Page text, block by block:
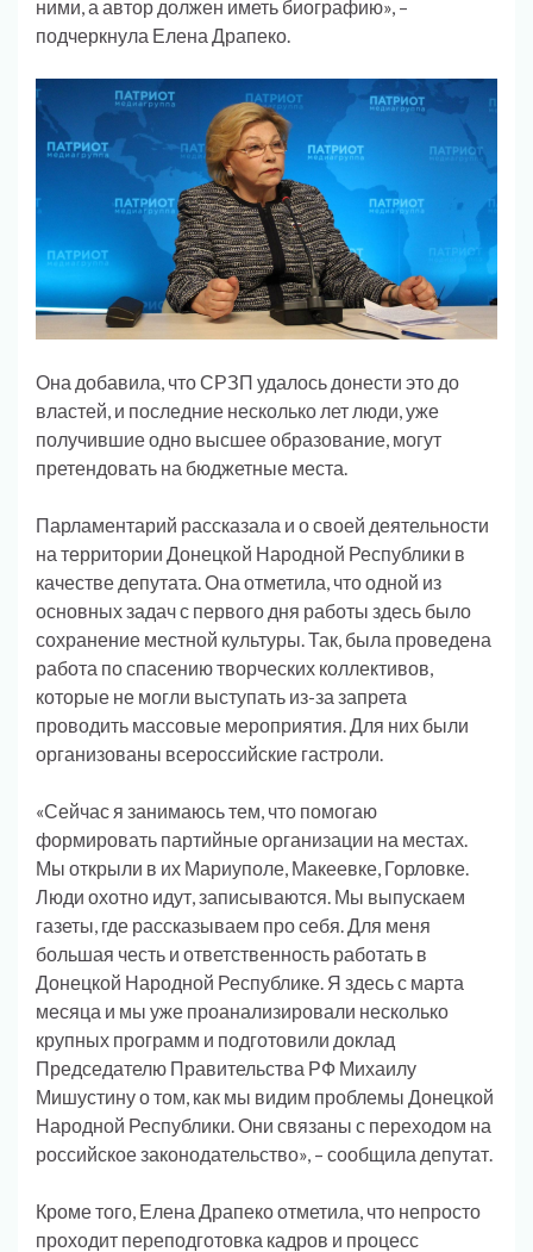
ними, а автор должен иметь биографию», –
подчеркнула Елена Драпеко.
Она добавила, что СРЗП удалось донести это до
властей, и последние несколько лет люди, уже
получившие одно высшее образование, могут
претендовать на бюджетные места.
Парламентарий рассказала и о своей деятельности
на территории Донецкой Народной Республики в
качестве депутата. Она отметила, что одной из
основных задач с первого дня работы здесь было
сохранение местной культуры. Так, была проведена
работа по спасению творческих коллективов,
которые не могли выступать из-за запрета
проводить массовые мероприятия. Для них были
организованы всероссийские гастроли.
«Сейчас я занимаюсь тем, что помогаю
формировать партийные организации на местах.
Мы открыли в их Мариуполе, Макеевке, Горловке.
Люди охотно идут, записываются. Мы выпускаем
газеты, где рассказываем про себя. Для меня
большая честь и ответственность работать в
Донецкой Народной Республике. Я здесь с марта
месяца и мы уже проанализировали несколько
крупных программ и подготовили доклад
Председателю Правительства РФ Михаилу
Мишустину о том, как мы видим проблемы Донецкой
Народной Республики. Они связаны с переходом на
российское законодательство», – сообщила депутат.
Кроме того, Елена Драпеко отметила, что непросто
проходит переподготовка кадров и процесс